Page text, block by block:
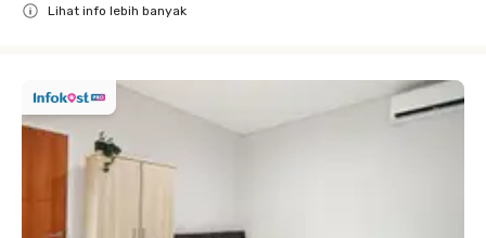
Lihat info lebih banyak